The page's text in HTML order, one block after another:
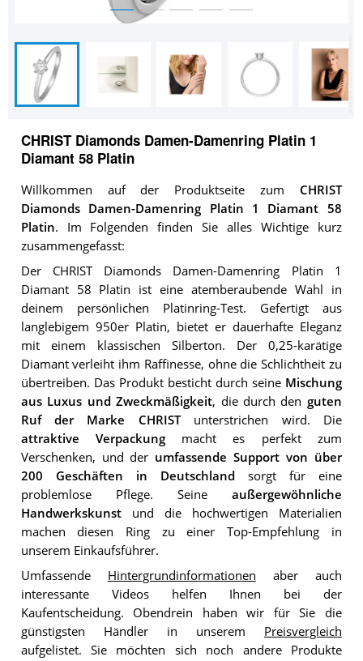
CHRIST Diamonds Damen-Damenring Platin 1
Diamant 58 Platin
Willkommen auf der Produktseite zum CHRIST
Diamonds Damen-Damenring Platin 1 Diamant 58
Platin. Im Folgenden finden Sie alles Wichtige kurz
zusammengefasst:
Der CHRIST Diamonds Damen-Damenring Platin 1
Diamant 58 Platin ist eine atemberaubende Wahl in
deinem persönlichen Platinring-Test. Gefertigt aus
langlebigem 950er Platin, bietet er dauerhafte Eleganz
mit einem klassischen Silberton. Der 0,25-karätige
Diamant verleiht ihm Raffinesse, ohne die Schlichtheit zu
übertreiben. Das Produkt besticht durch seine Mischung
aus Luxus und Zweckmäßigkeit, die durch den guten
Ruf der Marke CHRISTunterstrichen wird. Die
attraktive Verpackungmacht es perfekt zum
Verschenken, und der umfassende Support von über
200 Geschäften in Deutschlandsorgt für eine
problemlose Pflege. Seine außergewöhnliche
Handwerkskunstund die hochwertigen Materialien
machen diesen Ring zu einer Top-Empfehlung in
unserem Einkaufsführer.
Umfassende Hintergrundinformationen aber auch
interessante Videos helfen Ihnen bei der
Kaufentscheidung. Obendrein haben wir für Sie die
günstigsten Händler in unserem Preisvergleich
aufgelistet. Sie möchten sich noch andere Produkte